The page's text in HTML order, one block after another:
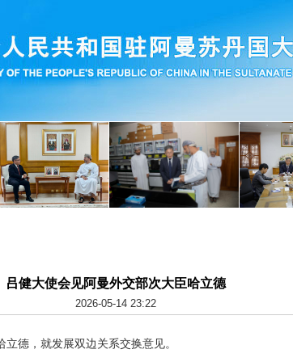
吕健大使会见阿曼外交部次大臣哈立德
2026-05-14 23:22
德，就发展双边关系交换意见。